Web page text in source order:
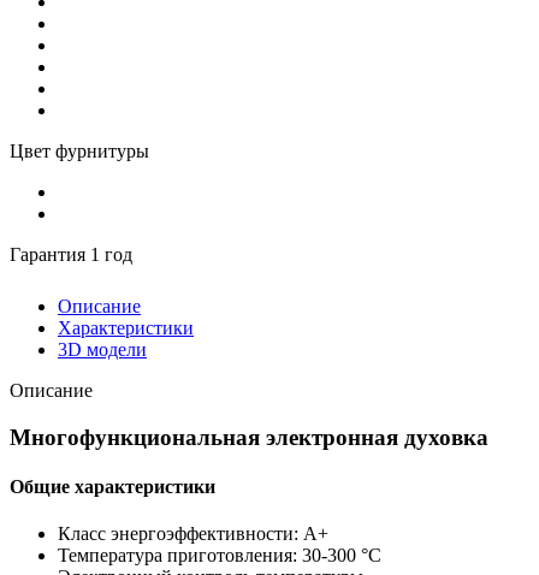
Цвет фурнитуры
Гарантия 1 год
Описание
Характеристики
3D модели
Описание
Многофункциональная электронная духовка
Общие характеристики
Класс энергоэффективности: A+
Температура приготовления: 30-300 °C